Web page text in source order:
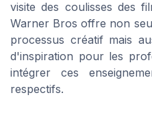
visite des coulisses des
Warner Bros offre non
processus créatif mais
d'inspiration pour les
intégrer ces
respectifs.